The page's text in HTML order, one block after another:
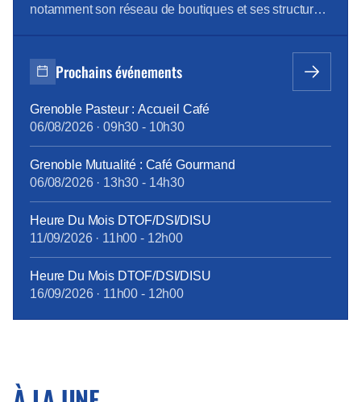
notamment son réseau de boutiques et ses structures
sur des gains d’efficacité substantiels, mais cette
stratégie suscite également des inquiétudes sociales
Prochains événements
Grenoble Pasteur : Accueil Café
06/08/2026· 09h30 - 10h30
Grenoble Mutualité : Café Gourmand
06/08/2026· 13h30 - 14h30
Heure Du Mois DTOF/DSI/DISU
11/09/2026· 11h00 - 12h00
Heure Du Mois DTOF/DSI/DISU
16/09/2026· 11h00 - 12h00